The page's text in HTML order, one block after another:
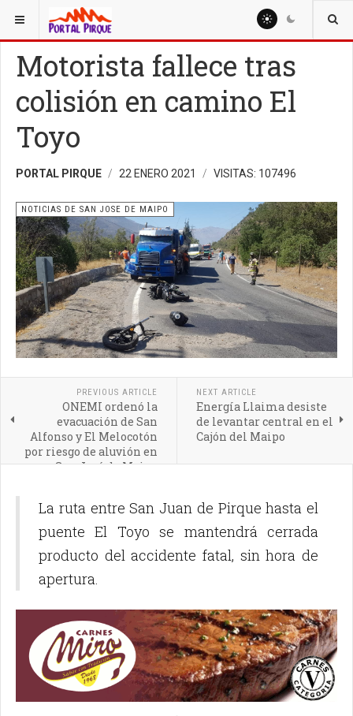
ESTÁ AQUÍ: NOTICIAS NOTICIAS DE SAN JOSE DE MAIPO
Motorista fallece tras
colisión en camino El
Toyo
PORTAL PIRQUE 22 ENERO 2021 VISITAS: 107496
NOTICIAS DE SAN JOSE DE MAIPO
PREVIOUS ARTICLE
ONEMI ordenó la
evacuación de San
Alfonso y El Melocotón
por riesgo de aluvión en
San José de Maipo
NEXT ARTICLE
Energía Llaima desiste
de levantar central en el
Cajón del Maipo
La ruta entre San Juan de Pirque hasta el
puente El Toyo se mantendrá cerrada
producto del accidente fatal, sin hora de
apertura.